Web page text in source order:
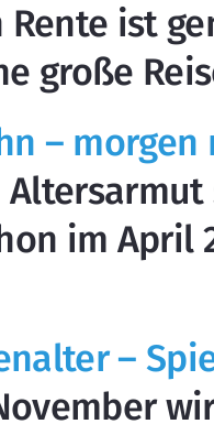
Rente ist
große
– morgen
im April
–